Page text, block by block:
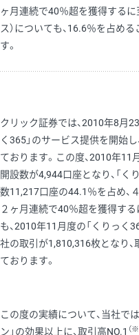
ヶ月連続で40％超を獲得するに
ス）についても、16.6％を占め
す。
クリック証券では、2010年8月
く365」のサービス提供を開始
ております。この度、2010年11
開設数が4,944口座となり、「
数11,217口座の44.1％を占め、
２ヶ月連続で40％超を獲得する
も、2010年11月度の「くりっく
社の取引が1,810,316枚となり、
ております。
この度の実績について、当社で
ン」の効果以上に、取引高NO.1 （